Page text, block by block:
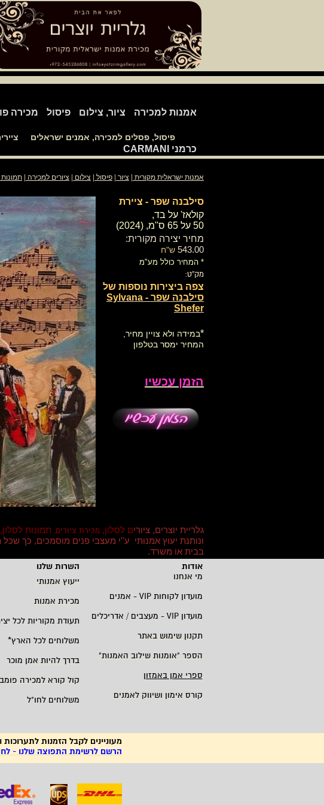
פיסול, פסלים למכירה, אמנים ישראלים
אמנות למכירה ציור, צילום פיסול מכירה
כרמני CARMANI
אמנות ישראלית מקורית ציור פיסול צילום ציורים למכירה תמונות
סילבנה שפר - ציירת
קולאז' על בד,
50 על 65 ס"מ, (2024)
מחיר יצירה מקורית:
543.00 ש"ח
* המחיר כולל מע"מ
מק"ט:
צפה ביצירות נוספות של
סילבנה שפר - Sylvana
Shefer
*במידה ולא צויין מחיר,
המחיר ימסר בטלפון
הזמן עכשיו
גלריית יוצרים, ציורים לסלון, מכירת ציורים, תמונות לסלון,
ונותנת יעוץ אמנותי ע''י מעצבי פנים מוסמכים, כך
בבית או משרד.
אודות
השרות שלנו
מי אנחנו
ייעוץ אמנותי
מועדון לקוחות VIP - אמנים מכירת אמנות
מועדון VIP - מעצבים / אדריכלים תעודת מקוריות לכל
תקנון שימוש באתר
משלוחים לכל הארץ*
הספר "אומנות שילוב האמנות" בדרך להיות אמן מוכר
ספרי אמן באמזון
קול קורא למכירה
קורס אימון ושיווק לאמנים
משלוחים לחו"ל
מעוניינים לקבל הזמנות לתערוכות
הרשם לרשימת התפוצה שלנו -